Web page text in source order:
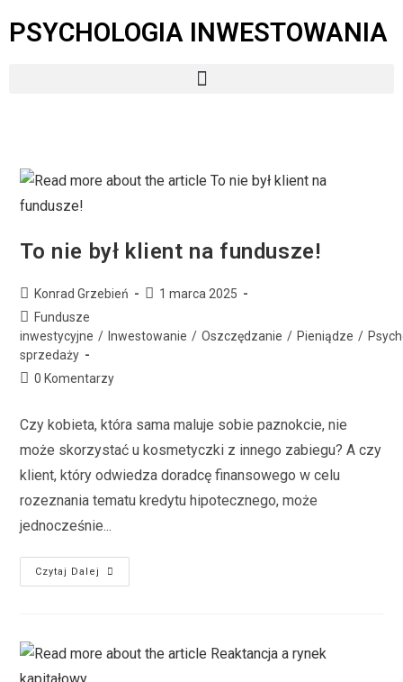
PSYCHOLOGIA INWESTOWANIA
To nie był klient na fundusze!
Konrad Grzebień
1 marca 2025
Fundusze
inwestycyjne / Inwestowanie / Oszczędzanie / Pieniądze /
sprzedaży
0 Komentarzy
Czy kobieta, która sama maluje sobie paznokcie, nie
może skorzystać u kosmetyczki z innego zabiegu? A czy
klient, który odwiedza doradcę finansowego w celu
rozeznania tematu kredytu hipotecznego, może
jednocześnie...
Czytaj Dalej